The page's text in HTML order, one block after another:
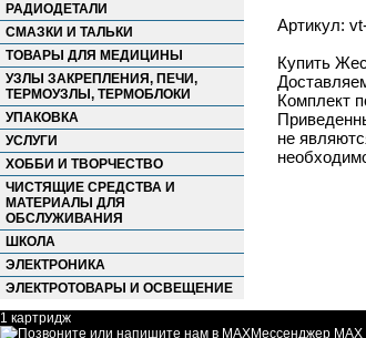
РАДИОДЕТАЛИ
СМАЗКИ И ТАЛЬКИ
ТОВАРЫ ДЛЯ МЕДИЦИНЫ
УЗЛЫ ЗАКРЕПЛЕНИЯ, ПЕЧИ,
ТЕРМОУЗЛЫ, ТЕРМОБЛОКИ
УПАКОВКА
УСЛУГИ
ХОББИ И ТВОРЧЕСТВО
ЧИСТЯЩИЕ СРЕДСТВА И
МАТЕРИАЛЫ ДЛЯ
ОБСЛУЖИВАНИЯ
ШКОЛА
ЭЛЕКТРОНИКА
ЭЛЕКТРОТОВАРЫ И ОСВЕЩЕНИЕ
Артикул:
Купить
Комплект
не
1 картридж
Мессенджер MAX